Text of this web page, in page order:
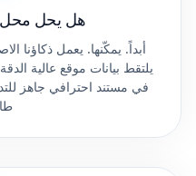
هل يحل محل
أبداً. يمكّنها. يعمل ذكاؤنا
يلتقط بيانات موقع عالية
في مستند احترافي جاهز